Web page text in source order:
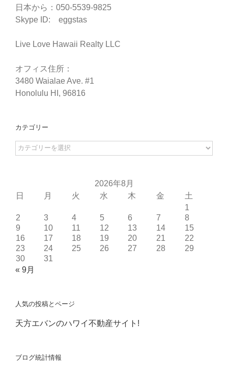
日本から：050-5539-9825
Skype ID: eggstas
Live Love Hawaii Realty LLC
オフィス住所：
3480 Waialae Ave. #1
Honolulu HI, 96816
カテゴリー
カ
テ
ー
2026年8月
日
月 火 水 木 金
土
1
2
3 4 5 6 7
8
9
10 11 12 13 14
15
16
17 18 19 20 21
22
23
24 25 26 27 28
29
30
31
« 9月
人気の投稿とページ
天方エバンのハワイ不動産サイト!
ブログ統計情報